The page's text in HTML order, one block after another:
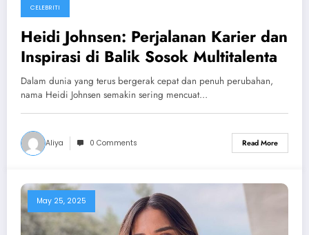
CELEBRITI
Heidi Johnsen: Perjalanan Karier dan
Inspirasi di Balik Sosok Multitalenta
Dalam dunia yang terus bergerak cepat dan penuh perubahan,
nama Heidi Johnsen semakin sering mencuat…
Aliya 0 Comments Read More
May 25, 2025